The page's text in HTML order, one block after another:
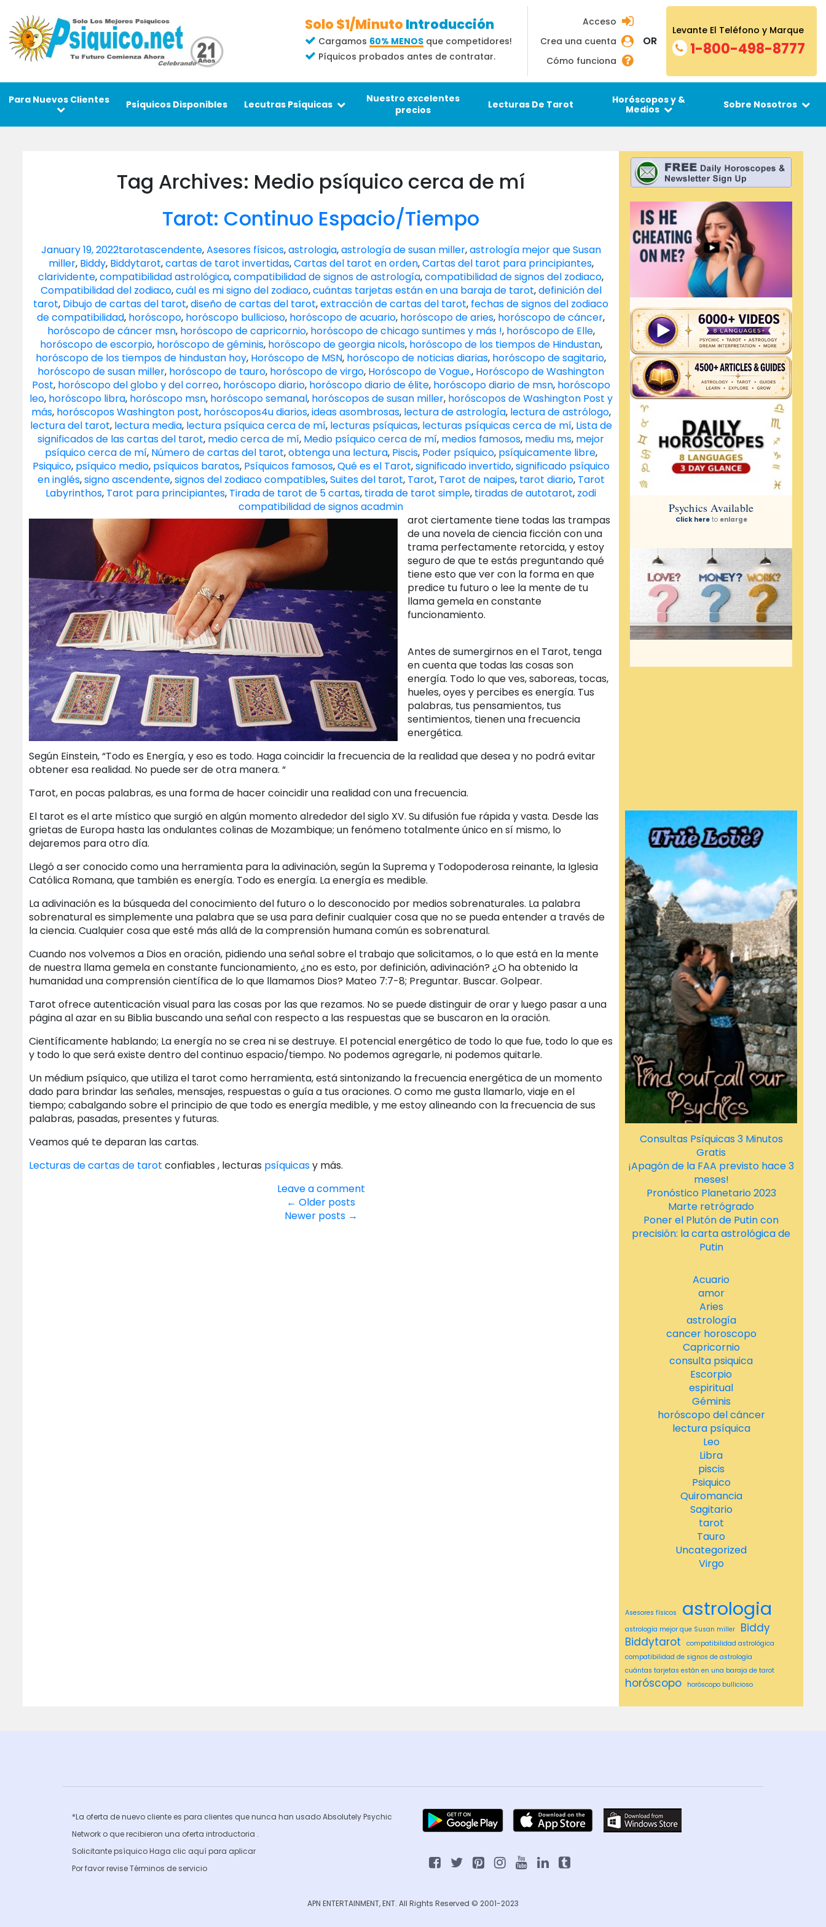
Solo $1/MinutoIntroducción
Cargamos 60% MENOS que competidores!
Píquicos probados antes de contratar.
Acceso
Crea una cuenta
Cómo funciona
OR
Levante El Teléfono y Marque
1-800-498-8777
Para Nuevos Clientes Psíquicos Disponibles Lecutras Psíquicas
Nuestro excelentes
precios
Lecturas De Tarot
Horóscopos y &
Medios
Sobre Nosotros
Tag Archives: Medio psíquico cerca de mí
Tarot: Continuo Espacio/Tiempo
January 19, 2022tarotascendente,Asesores físicos,astrologia,astrología de susan miller,astrología mejor que Susan
miller, Biddy, Biddytarot,cartas de tarot invertidas,Cartas del tarot en orden,Cartas del tarot para principiantes,
clarividente,compatibilidad astrológica,compatibilidad de signos de astrología,compatibilidad de signos del zodiaco,
Compatibilidad del zodiaco,cuál es mi signo del zodiaco,cuántas tarjetas están en una baraja de tarot,definición del
tarot, Dibujo de cartas del tarot,diseño de cartas del tarot,extracción de cartas del tarot, fechas de signos del zodiaco
de compatibilidad, horóscopo, horóscopo bullicioso, horóscopo de acuario, horóscopo de aries, horóscopo de cáncer,
horóscopo de cáncer msn, horóscopo de capricornio, horóscopo de chicago suntimes y más !, horóscopo de Elle,
horóscopo de escorpio, horóscopo de géminis, horóscopo de georgia nicols, horóscopo de los tiempos de Hindustan,
horóscopo de los tiempos de hindustan hoy, Horóscopo de MSN, horóscopo de noticias diarias, horóscopo de sagitario,
horóscopo de susan miller, horóscopo de tauro, horóscopo de virgo, Horóscopo de Vogue., Horóscopo de Washington
Post, horóscopo del globo y del correo, horóscopo diario, horóscopo diario de élite, horóscopo diario de msn, horóscopo
leo, horóscopo libra, horóscopo msn, horóscopo semanal, horóscopos de susan miller, horóscopos de Washington Post y
más, horóscopos Washington post, horóscopos4u diarios,ideas asombrosas, lectura de astrología, lectura de astrólogo,
lectura del tarot, lectura media, lectura psíquica cerca de mí, lecturas psíquicas, lecturas psíquicas cerca de mí, Lista de
significados de las cartas del tarot, medio cerca de mí, Medio psíquico cerca de mí, medios famosos, mediu ms, mejor
psíquico cerca de mí, Número de cartas del tarot,obtenga una lectura, Piscis, Poder psíquico, psíquicamente libre,
Psiquico, psíquico medio, psíquicos baratos, Psíquicos famosos,Qué es el Tarot,significado invertido,significado psíquico
en inglés,signo ascendente,signos del zodiaco compatibles,Suites del tarot, Tarot, Tarot de naipes, tarot diario, Tarot
Labyrinthos, Tarot para principiantes, Tirada de tarot de 5 cartas, tirada de tarot simple, tiradas de autotarot, zodi
compatibilidad de signos acadmin
arot ciertamente tiene todas las trampas
de una novela de ciencia ficción con una
trama perfectamente retorcida, y estoy
seguro de que te estás preguntando qué
tiene esto que ver con la forma en que
predice tu futuro o lee la mente de tu
llama gemela en constante
funcionamiento.
Antes de sumergirnos en el Tarot, tenga
en cuenta que todas las cosas son
energía. Todo lo que ves, saboreas, tocas,
hueles, oyes y percibes es energía. Tus
palabras, tus pensamientos, tus
sentimientos, tienen una frecuencia
energética.
Según Einstein, “Todo es Energía, y eso es todo. Haga coincidir la frecuencia de la realidad que desea y no podrá evitar
obtener esa realidad. No puede ser de otra manera. “
Tarot, en pocas palabras, es una forma de hacer coincidir una realidad con una frecuencia.
El tarot es el arte místico que surgió en algún momento alrededor del siglo XV. Su difusión fue rápida y vasta. Desde las
grietas de Europa hasta las ondulantes colinas de Mozambique; un fenómeno totalmente único en sí mismo, lo
dejaremos para otro día.
Llegó a ser conocido como una herramienta para la adivinación, según la Suprema y Todopoderosa reinante, la Iglesia
Católica Romana, que también es energía. Todo es energía. La energía es medible.
La adivinación es la búsqueda del conocimiento del futuro o lo desconocido por medios sobrenaturales. La palabra
sobrenatural es simplemente una palabra que se usa para definir cualquier cosa que no se pueda entender a través de
la ciencia. Cualquier cosa que esté más allá de la comprensión humana común es sobrenatural.
Cuando nos volvemos a Dios en oración, pidiendo una señal sobre el trabajo que solicitamos, o lo que está en la mente
de nuestra llama gemela en constante funcionamiento, ¿no es esto, por definición, adivinación? ¿O ha obtenido la
humanidad una comprensión científica de lo que llamamos Dios? Mateo 7:7-8; Preguntar. Buscar. Golpear.
Tarot ofrece autenticación visual para las cosas por las que rezamos. No se puede distinguir de orar y luego pasar a una
página al azar en su Biblia buscando una señal con respecto a las respuestas que se buscaron en la oración.
Científicamente hablando; La energía no se crea ni se destruye. El potencial energético de todo lo que fue, todo lo que es
y todo lo que será existe dentro del continuo espacio/tiempo. No podemos agregarle, ni podemos quitarle.
Un médium psíquico, que utiliza el tarot como herramienta, está sintonizando la frecuencia energética de un momento
dado para brindar las señales, mensajes, respuestas o guía a tus oraciones. O como me gusta llamarlo, viaje en el
tiempo; cabalgando sobre el principio de que todo es energía medible, y me estoy alineando con la frecuencia de sus
palabras, pasadas, presentes y futuras.
Veamos qué te deparan las cartas.
Lecturas de cartas de tarot confiables , lecturas psíquicasy más.
Leave a comment
← Older posts
Newer posts →
Consultas Psíquicas 3 Minutos
Gratis
¡Apagón de la FAA previsto hace 3
meses!
Pronóstico Planetario 2023
Marte retrógrado
Poner el Plutón de Putin con
precisión: la carta astrológica de
Putin
Acuario
amor
Aries
astrología
cancer horoscopo
Capricornio
consulta psiquica
Escorpio
espiritual
Géminis
horóscopo del cáncer
lectura psíquica
Leo
Libra
piscis
Psiquico
Quiromancia
Sagitario
tarot
Tauro
Uncategorized
Virgo
Asesores físicos astrologia
astrología mejor que Susan miller
Biddy
Biddytarot
compatibilidad astrológica
compatibilidad de signos de astrología
cuántas tarjetas están en una baraja de tarot
horóscopo
horóscopo bullicioso
horóscopo semanal
ideas asombrosas
lectura media lectura psíquica cerca de mí
*La oferta de nuevo cliente es para clientes que nunca han usado Absolutely Psychic
Network o que recibieron una oferta introductoria .
Solicitante psíquico Haga clic aquí para aplicar
Por favor reviseTérminos de servicio
APN ENTERTAINMENT, ENT. All Rights Reserved © 2001-2023